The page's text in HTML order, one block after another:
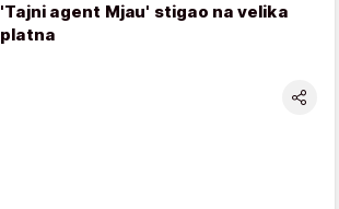
'Tajni agent Mjau' stigao na velika
platna